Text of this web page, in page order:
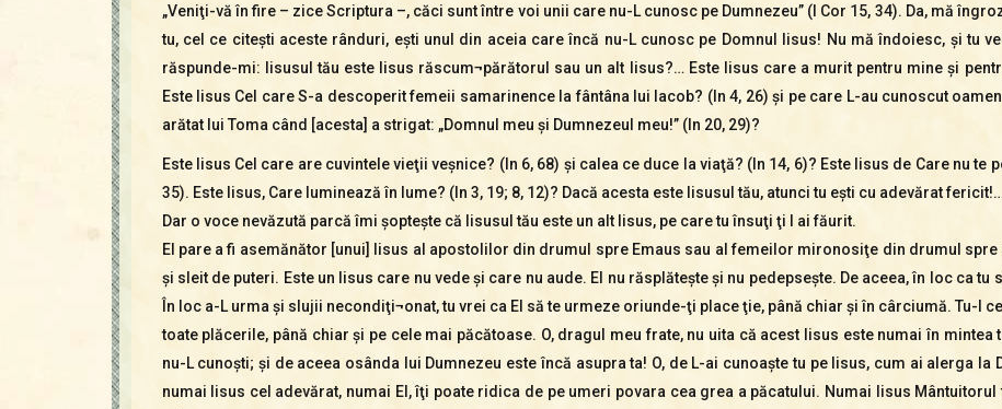
„Veniţi-vă în fire – zice Scriptura –, căci sunt între voi unii care nu-L cunosc pe Dumnezeu” (I Cor 15, 34). Da, mă
tu, cel ce citeşti aceste rânduri, eşti unul din aceia care încă nu-L cunosc pe Domnul Iisus! Nu mă îndoiesc, şi tu
răspunde-mi: Iisusul tău este Iisus răscum¬părătorul sau un alt Iisus?… Este Iisus care a murit pentru mine şi
Este Iisus Cel care S-a descoperit femeii samarinence la fântâna lui Iacob? (In 4, 26) şi pe care L-au cunoscut
arătat lui Toma când [acesta] a strigat: „Domnul meu şi Dumnezeul meu!” (In 20, 29)?
Este Iisus Cel care are cuvintele vieţii veşnice? (In 6, 68) şi calea ce duce la viaţă? (In 14, 6)? Este Iisus de Care nu
35). Este Iisus, Care luminează în lume? (In 3, 19; 8, 12)? Dacă acesta este Iisusul tău, atunci tu eşti cu adevărat fericit!…
Dar o voce nevăzută parcă îmi şopteşte că Iisusul tău este un alt Iisus, pe care tu însuţi ţi l ai făurit.
El pare a fi asemănător [unui] Iisus al apostolilor din drumul spre Emaus sau al femeilor mironosiţe din drumul
şi sleit de puteri. Este un Iisus care nu vede şi care nu aude. El nu răsplăteşte şi nu pedepseşte. De aceea, în loc ca tu
În loc a-L urma şi slujii necondiţi¬onat, tu vrei ca El să te urmeze oriunde-ţi place ţie, până chiar şi în cârciumă. Tu-I
toate plăcerile, până chiar şi pe cele mai păcătoase. O, dragul meu frate, nu uita că acest Iisus este numai în mintea
nu-L cunoşti; şi de aceea osânda lui Dumnezeu este încă asupra ta! O, de L-ai cunoaşte tu pe Iisus, cum ai alerga
numai Iisus cel adevărat, numai El, îţi poate ridica de pe umeri povara cea grea a păcatului. Numai Iisus